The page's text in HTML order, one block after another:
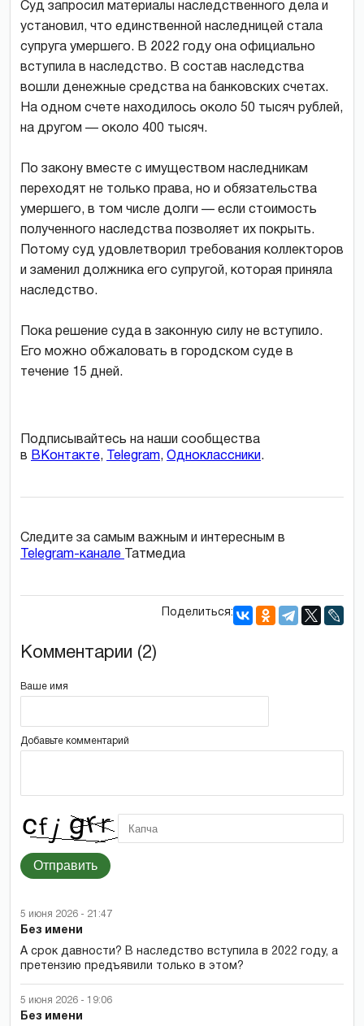
Суд запросил материалы наследственного дела и
установил, что единственной наследницей стала
супруга умершего. В 2022 году она официально
вступила в наследство. В состав наследства
вошли денежные средства на банковских счетах.
На одном счете находилось около 50 тысяч рублей,
на другом — около 400 тысяч.
По закону вместе с имуществом наследникам
переходят не только права, но и обязательства
умершего, в том числе долги — если стоимость
полученного наследства позволяет их покрыть.
Потому суд удовлетворил требования коллекторов
и заменил должника его супругой, которая приняла
наследство.
Пока решение суда в законную силу не вступило.
Его можно обжаловать в городском суде в
течение 15 дней.
Подписывайтесь на наши сообщества
в ВКонтакте, Telegram, Одноклассники .
Следите за самым важным и интересным в
Telegram-канале
Татмедиа
Поделиться:
Комментарии (2)
Ваше имя
Добавьте комментарий
Отправить
5 июня 2026 - 21:47
Без имени
А срок давности? В наследство вступила в 2022 году, а
претензию предъявили только в этом?
5 июня 2026 - 19:06
Без имени